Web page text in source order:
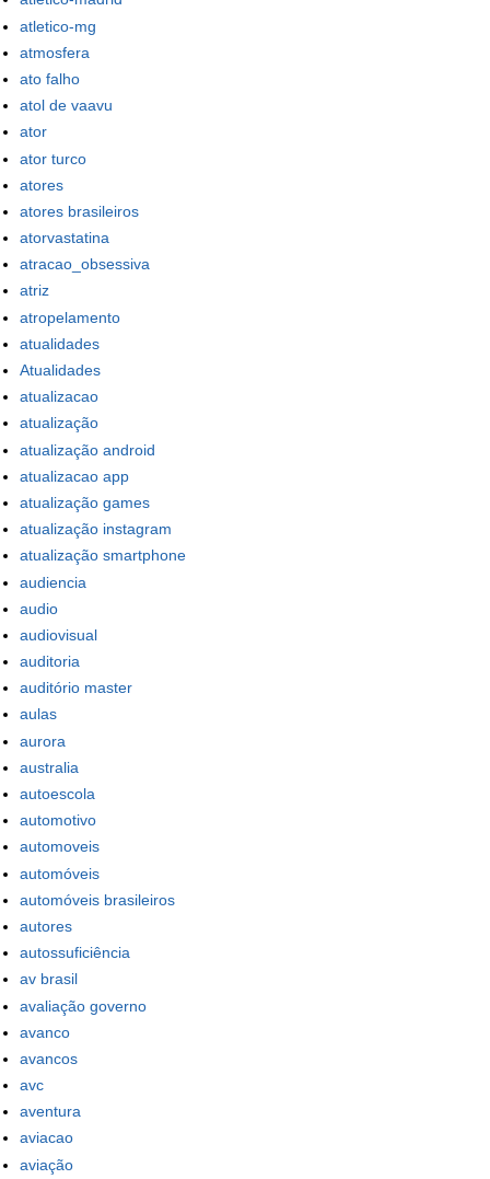
atletico-mg
atmosfera
ato falho
atol de vaavu
ator
ator turco
atores
atores brasileiros
atorvastatina
atracao_obsessiva
atriz
atropelamento
atualidades
Atualidades
atualizacao
atualização
atualização android
atualizacao app
atualização games
atualização instagram
atualização smartphone
audiencia
audio
audiovisual
auditoria
auditório master
aulas
aurora
australia
autoescola
automotivo
automoveis
automóveis
automóveis brasileiros
autores
autossuficiência
av brasil
avaliação governo
avanco
avancos
avc
aventura
aviacao
aviação